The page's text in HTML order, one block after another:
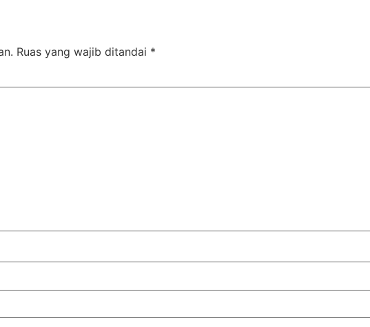
Ruas yang wajib ditandai *